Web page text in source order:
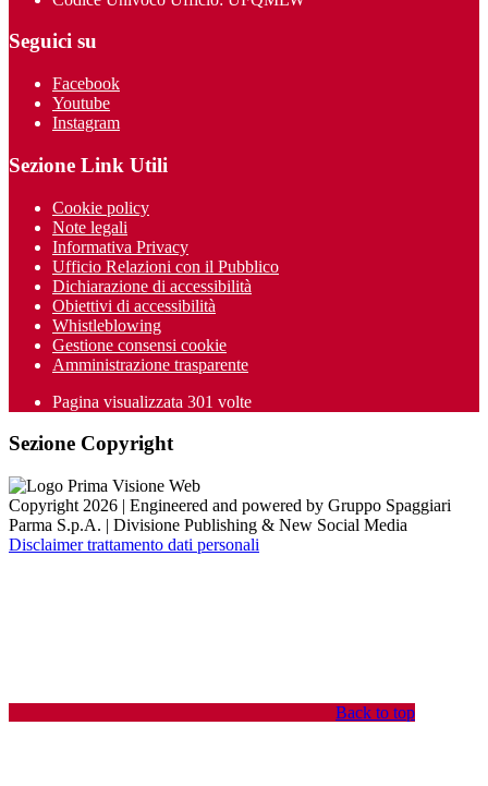
Seguici su
Facebook
Youtube
Instagram
Sezione Link Utili
Cookie policy
Note legali
Informativa Privacy
Ufficio Relazioni con il Pubblico
Dichiarazione di accessibilità
Obiettivi di accessibilità
Whistleblowing
Gestione consensi cookie
Amministrazione trasparente
Pagina visualizzata 301 volte
Sezione Copyright
Copyright 2026 | Engineered and powered by Gruppo Spaggiari
Parma S.p.A. | Divisione Publishing & New Social Media
Disclaimer trattamento dati personali
Back to top